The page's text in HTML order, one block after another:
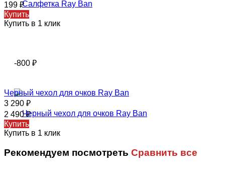
199 ₽
Купить
Купить в 1 клик
-800 ₽
Черный чехол для очков Ray Ban
3 290 ₽
2 490₽
Купить
Купить в 1 клик
Рекомендуем посмотреть Сравнить все